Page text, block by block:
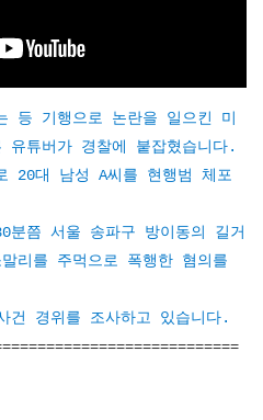
등 기행으로 논란을 일으킨 미
튜버가 경찰에 붙잡혔습니다.
20대 남성 A씨를 현행범 체포
쯤 서울 송파구 방이동의 길거
리를 주먹으로 폭행한 혐의를
건 경위를 조사하고 있습니다.